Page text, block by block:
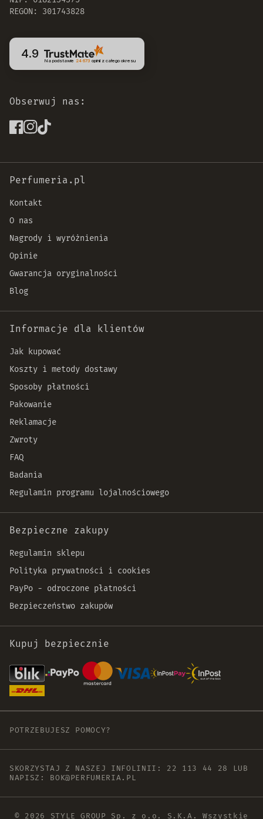
REGON: 301743828
4.9
Na podstawie 24 673 opinii z całego okresu
Obserwuj nas:
Perfumeria.pl
Kontakt
O nas
Nagrody i wyróżnienia
Opinie
Gwarancja oryginalności
Blog
Informacje dla klientów
Jak kupować
Koszty i metody dostawy
Sposoby płatności
Pakowanie
Reklamacje
Zwroty
FAQ
Badania
Regulamin programu lojalnościowego
Bezpieczne zakupy
Regulamin sklepu
Polityka prywatności i cookies
PayPo - odroczone płatności
Bezpieczeństwo zakupów
Kupuj bezpiecznie
POTRZEBUJESZ POMOCY?
SKORZYSTAJ Z NASZEJ INFOLINII: 22 113 44 28
LUB
NAPISZ: BOK@PERFUMERIA.PL
© 2026 STYLE GROUP Sp. z o.o. S.K.A. Wszystkie